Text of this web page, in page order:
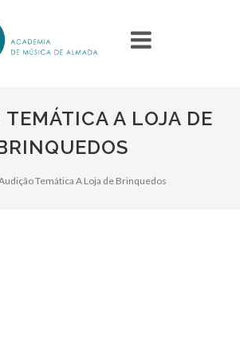
A LOJA DE
Temática A Loja de Brinquedos